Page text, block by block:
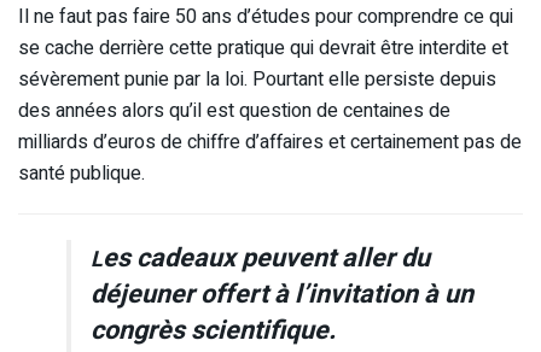
Il ne faut pas faire 50 ans d’études pour comprendre ce qui
se cache derrière cette pratique qui devrait être interdite et
sévèrement punie par la loi. Pourtant elle persiste depuis
des années alors qu’il est question de centaines de
milliards d’euros de chiffre d’affaires et certainement pas de
santé publique.
Les cadeaux peuvent aller du
déjeuner offert à l’invitation à un
congrès scientifique.